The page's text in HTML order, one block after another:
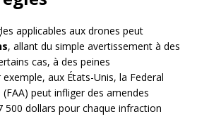
applicables aux drones peut
, allant du simple avertissement à des
cas, à des peines
aux États-Unis, la Federal
peut infliger des amendes
500 dollars pour chaque infraction